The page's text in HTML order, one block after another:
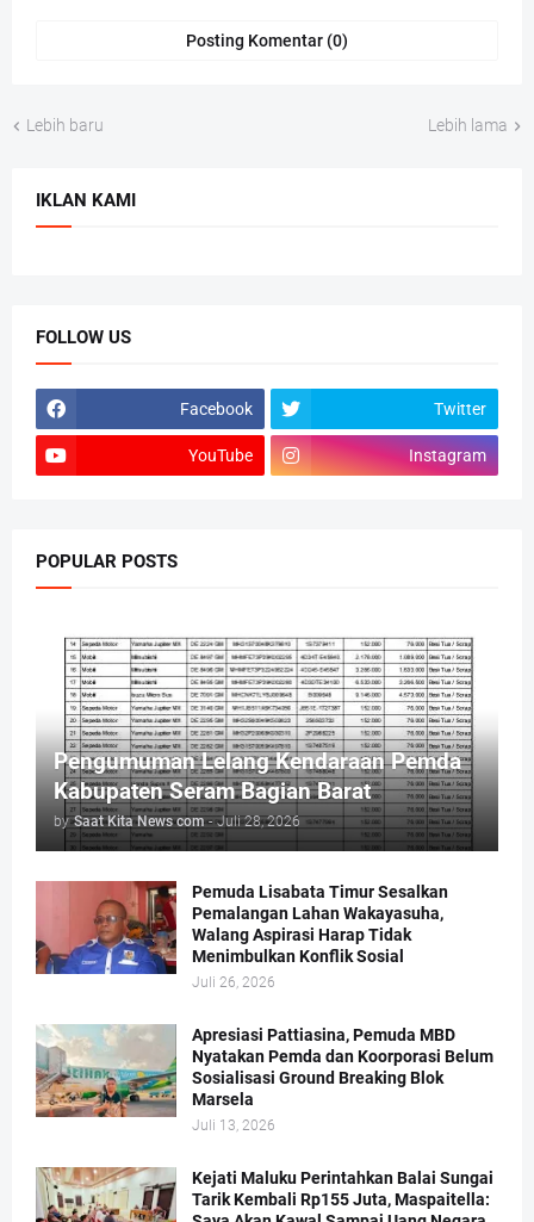
Posting Komentar (0)
Lebih baru Lebih lama
IKLAN KAMI
FOLLOW US
Facebook Twitter
YouTube Instagram
POPULAR POSTS
Pengumuman Lelang Kendaraan Pemda
Kabupaten Seram Bagian Barat
by Saat Kita News com - Juli 28, 2026
Pemuda Lisabata Timur Sesalkan
Pemalangan Lahan Wakayasuha,
Walang Aspirasi Harap Tidak
Menimbulkan Konflik Sosial
Juli 26, 2026
Apresiasi Pattiasina, Pemuda MBD
Nyatakan Pemda dan Koorporasi Belum
Sosialisasi Ground Breaking Blok
Marsela
Juli 13, 2026
Kejati Maluku Perintahkan Balai Sungai
Tarik Kembali Rp155 Juta, Maspaitella: